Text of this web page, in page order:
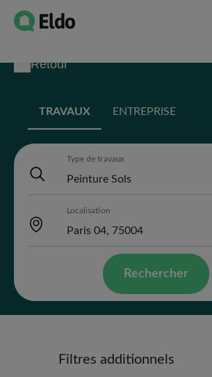
Retour
TRAVAUX ENTREPRISE
Type de travaux
Localisation
Rechercher
Filtres additionnels